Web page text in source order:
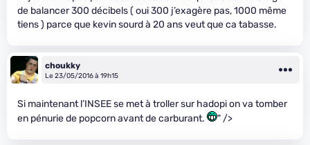
de balancer 300 décibels ( oui 300 j’exagère pas, 1000 même
tiens ) parce que kevin sourd à 20 ans veut que ca tabasse.
choukky
Le 23/05/2016 à 19h15
Si maintenant l’INSEE se met à troller sur hadopi on va tomber
en pénurie de popcorn avant de carburant.
" />